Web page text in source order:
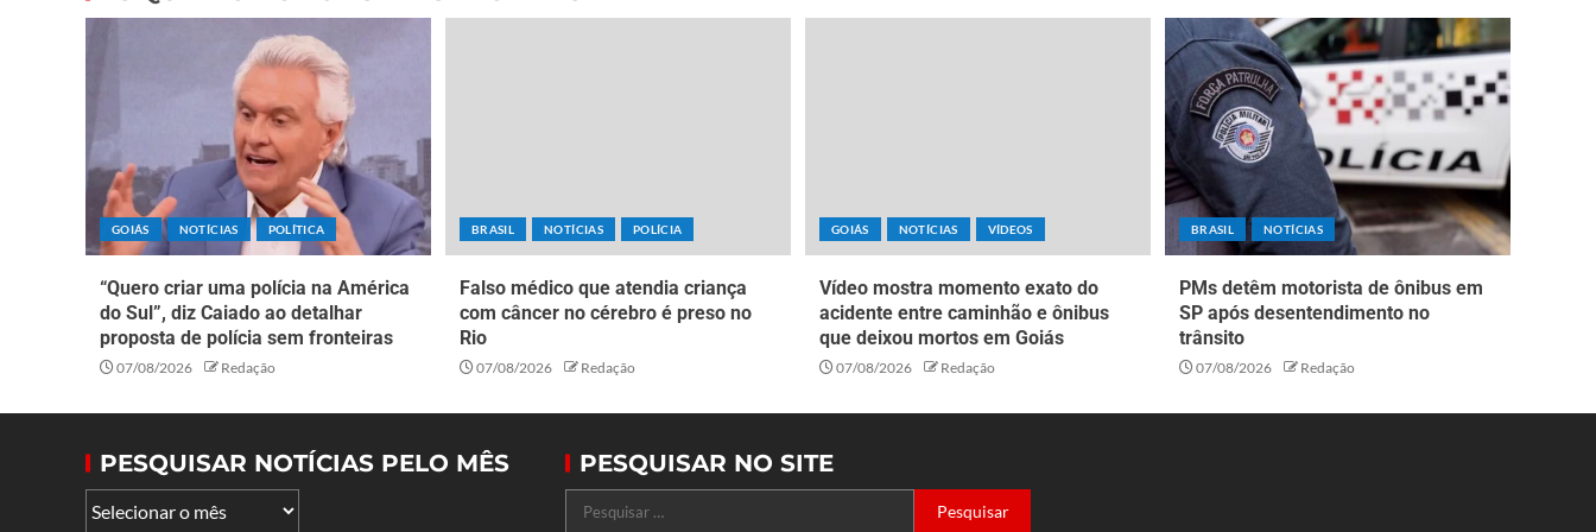
GOIÁS NOTÍCIAS POLÍTICA
“Quero criar uma polícia na América
do Sul”, diz Caiado ao detalhar
proposta de polícia sem fronteiras
07/08/2026 Redação
BRASIL NOTÍCIAS POLÍCIA
Falso médico que atendia criança
com câncer no cérebro é preso no
Rio
07/08/2026 Redação
GOIÁS NOTÍCIAS VÍDEOS
Vídeo mostra momento exato do
acidente entre caminhão e ônibus
que deixou mortos em Goiás
07/08/2026 Redação
BRASIL NOTÍCIAS
PMs detêm motorista de ônibus em
SP após desentendimento no
trânsito
07/08/2026 Redação
PESQUISAR NOTÍCIAS PELO MÊS PESQUISAR NO SITE